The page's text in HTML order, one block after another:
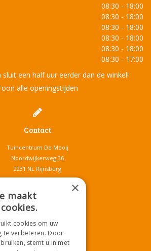
08:30 - 18:00
08:30 - 18:00
08:30 - 18:00
08:30 - 18:00
08:30 - 18:00
08:30 - 17:00
een half uur eerder dan de winkel!
alle openingstijden
Contact
Tuincentrum De Mooij
Noordwijkerweg 36
2231 NL Rijnsburg
T.071-4080959
info@tuincentrumdemooij.nl
Download onze App!
×
maakt
cookies om uw
te verbeteren. Door
stemt u in met